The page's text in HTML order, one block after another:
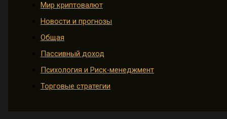
Мир криптовалют
Новости и прогнозы
Общая
Пассивный доход
Психология и Риск-менеджмент
Торговые стратегии